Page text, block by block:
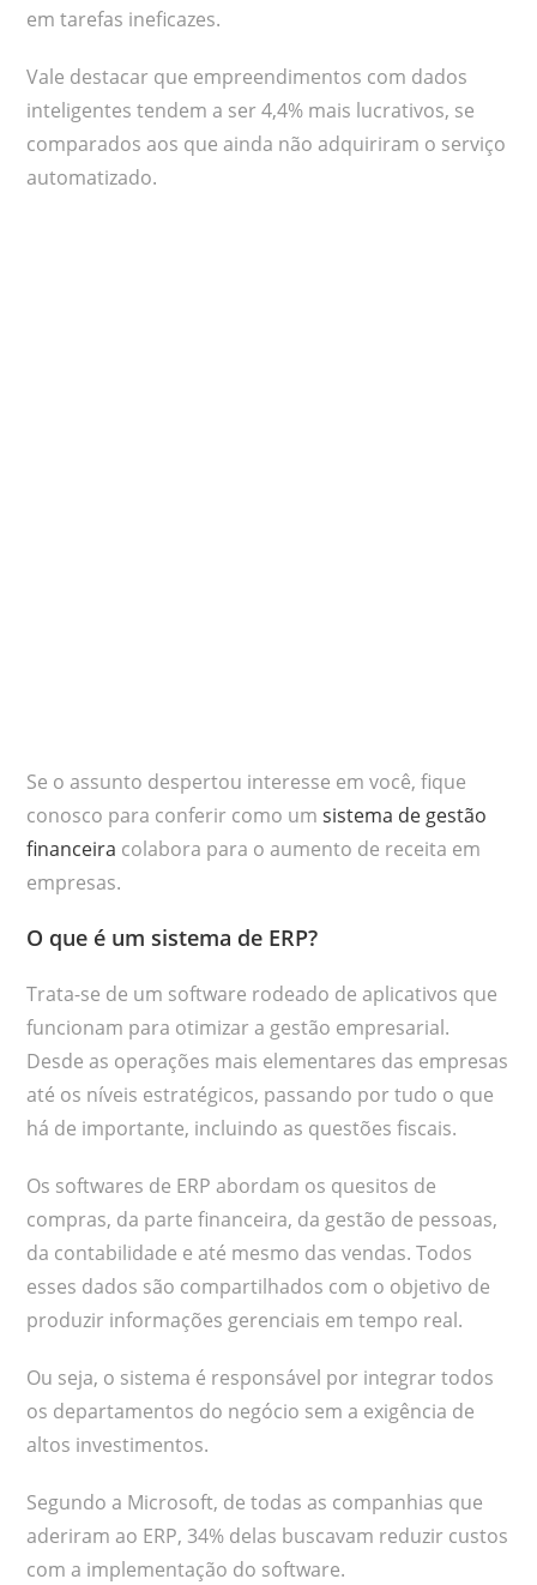
em tarefas ineficazes.
Vale destacar que empreendimentos com dados
inteligentes tendem a ser 4,4% mais lucrativos, se
comparados aos que ainda não adquiriram o serviço
automatizado.
Se o assunto despertou interesse em você, fique
conosco para conferir como umsistema de gestão
financeira colabora para o aumento de receita em
empresas.
O que é um sistema de ERP?
Trata-se de um software rodeado de aplicativos que
funcionam para otimizar a gestão empresarial.
Desde as operações mais elementares das empresas
até os níveis estratégicos, passando por tudo o que
há de importante, incluindo as questões fiscais.
Os softwares de ERP abordam os quesitos de
compras, da parte financeira, da gestão de pessoas,
da contabilidade e até mesmo das vendas. Todos
esses dados são compartilhados com o objetivo de
produzir informações gerenciais em tempo real.
Ou seja, o sistema é responsável por integrar todos
os departamentos do negócio sem a exigência de
altos investimentos.
Segundo a Microsoft, de todas as companhias que
aderiram ao ERP, 34% delas buscavam reduzir custos
com a implementação do software.